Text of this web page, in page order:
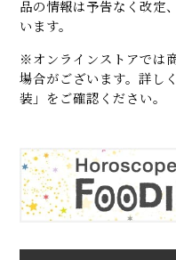
品の情報は予告なく改定
います。
※オンラインストアでは
場合がございます。詳し
装」をご確認ください。